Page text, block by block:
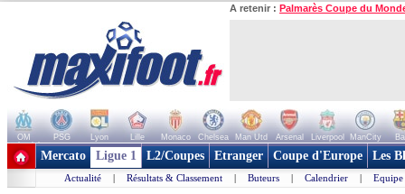
A retenir : Palmarès Coupe du
OM PSG Lyon Lille Monaco Chelsea Man Utd Arsenal Liverpool ManCity
+ de clubs
Mercato Ligue 1 L2/Coupes Etranger Coupe d'Europe Les
Actualité | Résultats & Classement | Buteurs | Calendrier | Equipe